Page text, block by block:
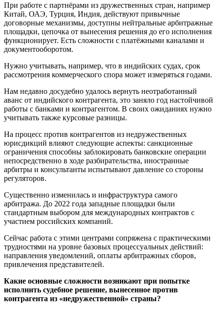
При работе с партнёрами из дружественных стран, например
Китай, ОАЭ, Турция, Индия, действуют привычные
договорные механизмы, доступны нейтральные арбитражные
площадки, цепочка от вынесения решения до его исполнения
функционирует. Есть сложности с платёжными каналами и
документооборотом.
Нужно учитывать, например, что в индийских судах, срок
рассмотрения коммерческого спора может измеряться годами.
Нам недавно досудебно удалось вернуть неотработанный
аванс от индийского контрагента, это заняло год настойчивой
работы с банками и контрагентом. В своих ожиданиях нужно
учитывать также курсовые разницы.
На процесс против контрагентов из недружественных
юрисдикций влияют следующие аспекты: санкционные
ограничения способны заблокировать банковские операции
непосредственно в ходе разбирательства, иностранные
арбитры и консультанты испытывают давление со стороны
регуляторов.
Существенно изменилась и инфраструктура самого
арбитража. До 2022 года западные площадки были
стандартным выбором для международных контрактов с
участием российских компаний.
Сейчас работа с этими центрами сопряжена с практическими
трудностями на уровне базовых процессуальных действий:
направления уведомлений, оплаты арбитражных сборов,
привлечения представителей.
Какие основные сложности возникают при попытке
исполнить судебное решение, вынесенное против
контрагента из «недружественной» страны?